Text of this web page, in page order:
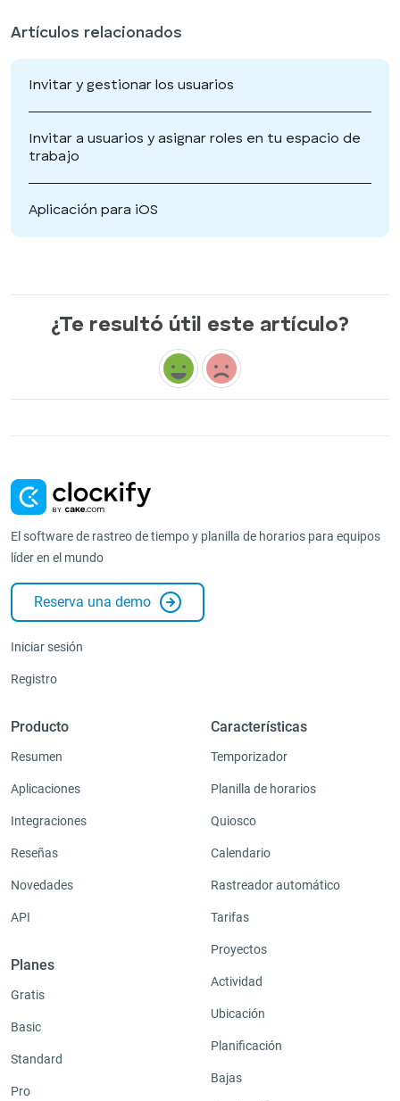
Artículos relacionados
Invitar y gestionar los usuarios
Invitar a usuarios y asignar roles en tu espacio de
trabajo
Aplicación para iOS
¿Te resultó útil este artículo?
El software de rastreo de tiempo y planilla de horarios para equipos
líder en el mundo
Reserva una demo
Iniciar sesión
Registro
Producto
Resumen
Aplicaciones
Integraciones
Reseñas
Novedades
API
Planes
Gratis
Basic
Standard
Pro
Características
Temporizador
Planilla de horarios
Quiosco
Calendario
Rastreador automático
Tarifas
Proyectos
Actividad
Ubicación
Planificación
Bajas